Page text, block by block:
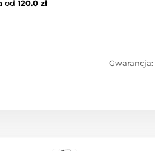
od 120.0 zł
Gwarancja: